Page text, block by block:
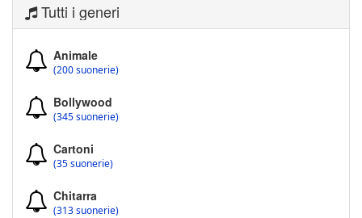
Tutti i generi
Animale
(200 suonerie)
Bollywood
(345 suonerie)
Cartoni
(35 suonerie)
Chitarra
(313 suonerie)